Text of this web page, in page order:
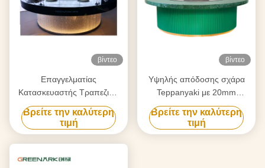
βίντεο
Επαγγελματίας
Κατασκευαστής Τραπεζιών
Teppanyaki Grill Κατά
Παραγγελία Με Δωρεάν
Σχεδιασμό Αξιόπιστος
Προμηθευτής Εξοπλισμού
Hibachi Grill
Βρείτε την καλύτερη
τιμή
βίντεο
Υψηλής απόδοσης σχάρα
Teppanyaki με 20mm
τροφικό επίπεδο κράμα
χάλυβα countertop & έξυπνη
θέρμανση
Βρείτε την καλύτερη
τιμή